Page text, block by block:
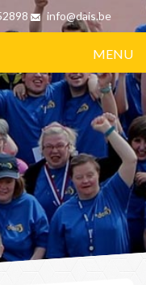
info@dais.be
MENU